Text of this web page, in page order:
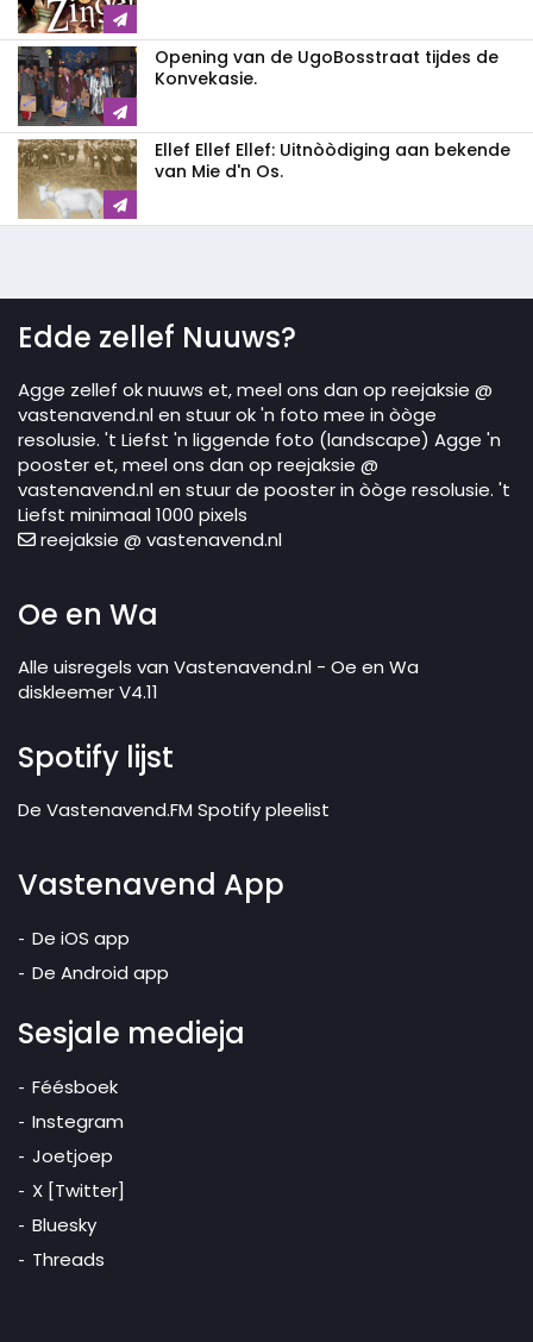
Opening van de UgoBosstraat tijdes de
Konvekasie.
Ellef Ellef Ellef: Uitnòòdiging aan bekende
van Mie d'n Os.
Edde zellef Nuuws?
Agge zellef ok nuuws et, meel ons dan op reejaksie @
vastenavend.nl en stuur ok 'n foto mee in òòge
resolusie. 't Liefst 'n liggende foto (landscape) Agge 'n
pooster et, meel ons dan op reejaksie @
vastenavend.nl en stuur de pooster in òòge resolusie. 't
Liefst minimaal 1000 pixels
reejaksie @ vastenavend.nl
Oe en Wa
Alle uisregels van Vastenavend.nl - Oe en Wa
diskleemer V4.11
Spotify lijst
De Vastenavend.FM Spotify pleelist
Vastenavend App
De iOS app
De Android app
Sesjale medieja
Féésboek
Instegram
Joetjoep
X [Twitter]
Bluesky
Threads